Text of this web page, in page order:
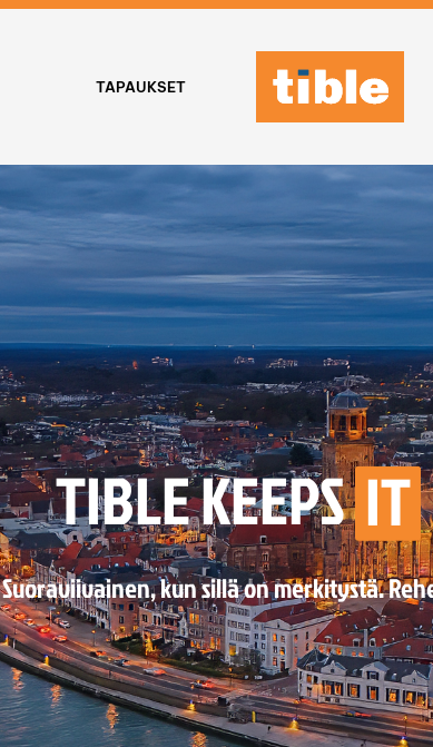
TAPAUKSET
TIBLE KEEPSIT
Suoraviivainen, kun sillä on merkitystä.